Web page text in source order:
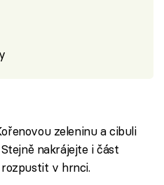
zeleninu a cibuli
nakrájejte i část
v hrnci.